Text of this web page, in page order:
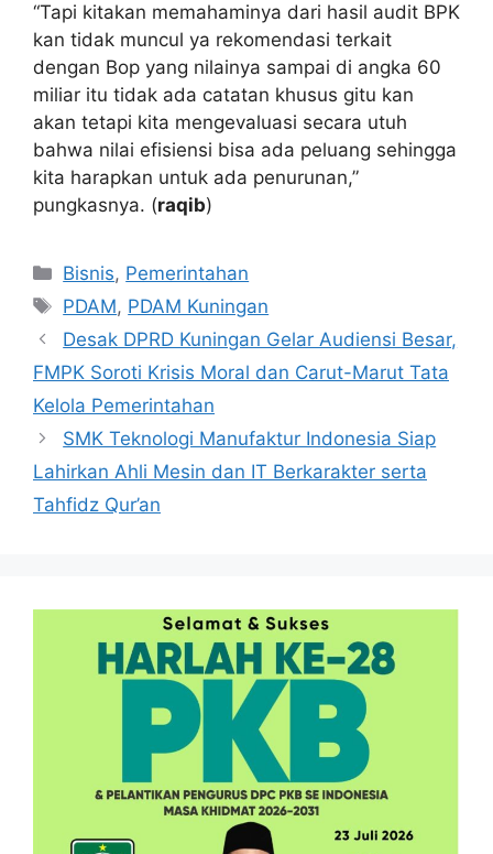
“Tapi kitakan memahaminya dari hasil audit BPK
kan tidak muncul ya rekomendasi terkait
dengan Bop yang nilainya sampai di angka 60
miliar itu tidak ada catatan khusus gitu kan
akan tetapi kita mengevaluasi secara utuh
bahwa nilai efisiensi bisa ada peluang sehingga
kita harapkan untuk ada penurunan,”
pungkasnya. (raqib)
Kategori
Bisnis, Pemerintahan
Tag
PDAM, PDAM Kuningan
Desak DPRD Kuningan Gelar Audiensi Besar,
FMPK Soroti Krisis Moral dan Carut-Marut Tata
Kelola Pemerintahan
SMK Teknologi Manufaktur Indonesia Siap
Lahirkan Ahli Mesin dan IT Berkarakter serta
Tahfidz Qur’an